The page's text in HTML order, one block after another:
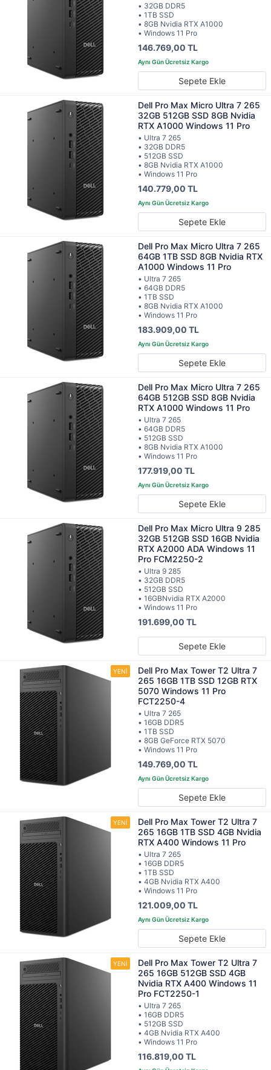
• 32GB DDR5
• 1TB SSD
• 8GB Nvidia RTX A1000
• Windows 11 Pro
146.769,00 TL
Sepete Ekle
Dell Pro Max Micro Ultra 7 265
32GB 512GB SSD 8GB Nvidia
RTX A1000 Windows 11 Pro
• Ultra 7 265
• 32GB DDR5
• 512GB SSD
• 8GB Nvidia RTX A1000
• Windows 11 Pro
140.779,00 TL
Sepete Ekle
Dell Pro Max Micro Ultra 7 265
64GB 1TB SSD 8GB Nvidia RTX
A1000 Windows 11 Pro
• Ultra 7 265
• 64GB DDR5
• 1TB SSD
• 8GB Nvidia RTX A1000
• Windows 11 Pro
183.909,00 TL
Sepete Ekle
Dell Pro Max Micro Ultra 7 265
64GB 512GB SSD 8GB Nvidia
RTX A1000 Windows 11 Pro
• Ultra 7 265
• 64GB DDR5
• 512GB SSD
• 8GB Nvidia RTX A1000
• Windows 11 Pro
177.919,00 TL
Sepete Ekle
Dell Pro Max Micro Ultra 9 285
32GB 512GB SSD 16GB Nvidia
RTX A2000 ADA Windows 11
Pro FCM2250-2
• Ultra 9 285
• 32GB DDR5
• 512GB SSD
• 16GBNvidia RTX A2000
• Windows 11 Pro
191.699,00 TL
Sepete Ekle
Dell Pro Max Tower T2 Ultra 7
265 16GB 1TB SSD 12GB RTX
5070 Windows 11 Pro
FCT2250-4
• Ultra 7 265
• 16GB DDR5
• 1TB SSD
• 8GB GeForce RTX 5070
• Windows 11 Pro
149.769,00 TL
Sepete Ekle
Dell Pro Max Tower T2 Ultra 7
265 16GB 1TB SSD 4GB Nvidia
RTX A400 Windows 11 Pro
• Ultra 7 265
• 16GB DDR5
• 1TB SSD
• 4GB Nvidia RTX A400
• Windows 11 Pro
121.009,00 TL
Sepete Ekle
Dell Pro Max Tower T2 Ultra 7
265 16GB 512GB SSD 4GB
Nvidia RTX A400 Windows 11
Pro FCT2250-1
• Ultra 7 265
• 16GB DDR5
• 512GB SSD
• 4GB Nvidia RTX A400
• Windows 11 Pro
116.819,00 TL